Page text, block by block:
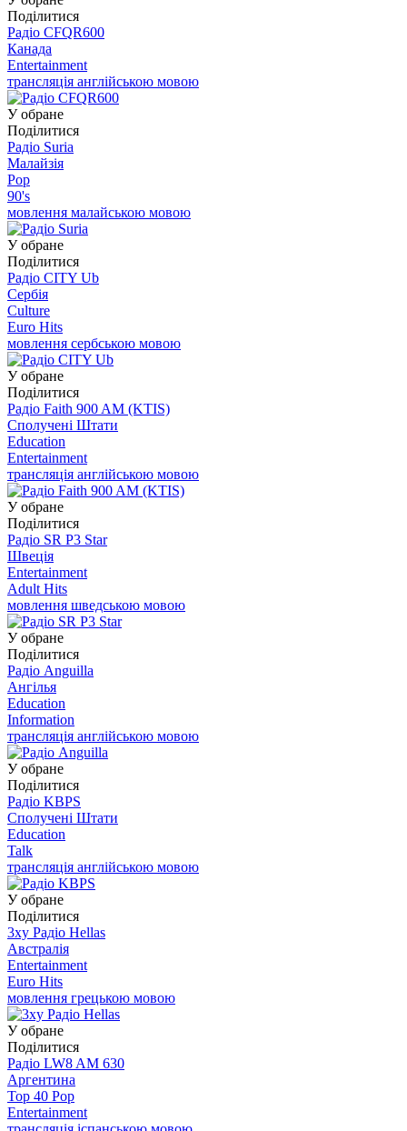
Поділитися
Радіо CFQR600
Канада
Entertainment
трансляція англійською мовою
У обране
Поділитися
Радіо Suria
Малайзія
Pop
90's
мовлення малайською мовою
У обране
Поділитися
Радіо CITY Ub
Сербія
Culture
Euro Hits
мовлення сербською мовою
У обране
Поділитися
Радіо Faith 900 AM (KTIS)
Сполучені Штати
Education
Entertainment
трансляція англійською мовою
У обране
Поділитися
Радіо SR P3 Star
Швеція
Entertainment
Adult Hits
мовлення шведською мовою
У обране
Поділитися
Радіо Anguilla
Ангілья
Education
Information
трансляція англійською мовою
У обране
Поділитися
Радіо KBPS
Сполучені Штати
Education
Talk
трансляція англійською мовою
У обране
Поділитися
3xy Радіо Hellas
Австралія
Entertainment
Euro Hits
мовлення грецькою мовою
У обране
Поділитися
Радіо LW8 AM 630
Аргентина
Top 40 Pop
Entertainment